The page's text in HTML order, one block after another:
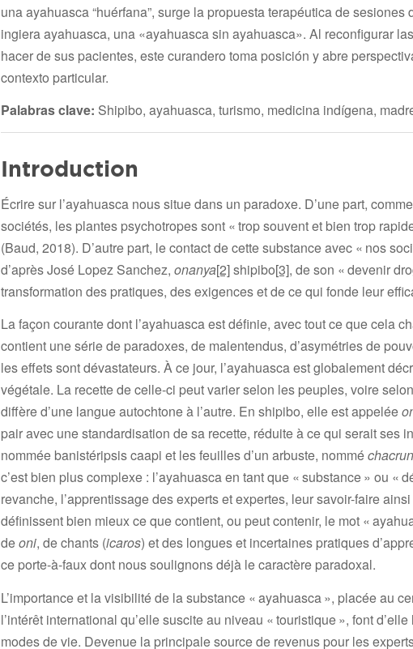
una ayahuasca “huérfana”, surge la propuesta terapéutica de
ingiera ayahuasca, una «ayahuasca sin ayahuasca». Al reconfigurar
hacer de sus pacientes, este curandero toma posición y abre
contexto particular.
Palabras clave: Shipibo, ayahuasca, turismo, medicina indígena,
Introduction
Écrire sur l’ayahuasca nous situe dans un paradoxe. D’une part,
sociétés, les plantes psychotropes sont « trop souvent et bien trop
(Baud, 2018). D’autre part, le contact de cette substance avec « nos
d’après José Lopez Sanchez, onanya[2]shipibo[3], de son « devenir
transformation des pratiques, des exigences et de ce qui fonde leur
La façon courante dont l’ayahuasca est définie, avec tout ce que cela
contient une série de paradoxes, de malentendus, d’asymétries de
les effets sont dévastateurs. À ce jour, l’ayahuasca est globalement
végétale. La recette de celle-ci peut varier selon les peuples, voire
diffère d’une langue autochtone à l’autre. En shipibo, elle est appelée
pair avec une standardisation de sa recette, réduite à ce qui serait ses
nommée banistéripsis caapi et les feuilles d’un arbuste, nommé
c’est bien plus complexe : l’ayahuasca en tant que « substance » ou «
revanche, l’apprentissage des experts et expertes, leur savoir-faire
définissent bien mieux ce que contient, ou peut contenir, le mot «
deoni, de chants (icaros) et des longues et incertaines pratiques
ce porte-à-faux dont nous soulignons déjà le caractère paradoxal.
L’importance et la visibilité de la substance « ayahuasca », placée au
l’intérêt international qu’elle suscite au niveau « touristique », font
modes de vie. Devenue la principale source de revenus pour les